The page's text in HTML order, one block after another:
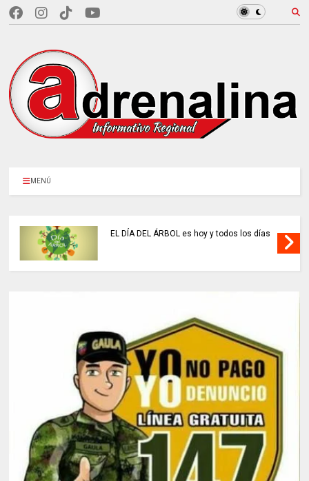
MENÚ
EL DÍA DEL ÁRBOL es hoy y todos los días